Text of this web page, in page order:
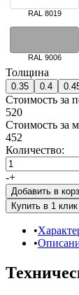
RAL 8019
RAL 9006
Толщина
0.35 0.4
Стоимость за
520
Стоимость за
452
Количество:
-+
Добавить в